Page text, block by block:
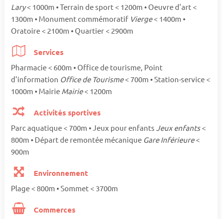
Lary< 1000m • Terrain de sport < 1200m • Oeuvre d'art <
1300m • Monument commémoratif Vierge< 1400m •
Oratoire < 2100m • Quartier < 2900m
Services
Pharmacie < 600m • Office de tourisme, Point
d'information Office de Tourisme< 700m • Station-service <
1000m • Mairie Mairie< 1200m
Activités sportives
Parc aquatique < 700m • Jeux pour enfants Jeux enfants<
800m • Départ de remontée mécanique Gare Inférieure<
900m
Environnement
Plage < 800m • Sommet < 3700m
Commerces